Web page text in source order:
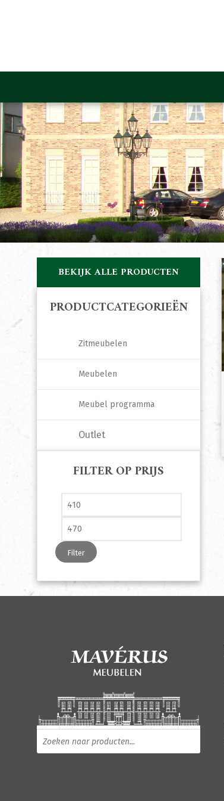
BEKIJK ALLE PRODUCTEN
PRODUCTCATEGORIEËN
Zitmeubelen
Meubelen
Meubel programma
Outlet
FILTER OP PRIJS
Min. prijs
Filter